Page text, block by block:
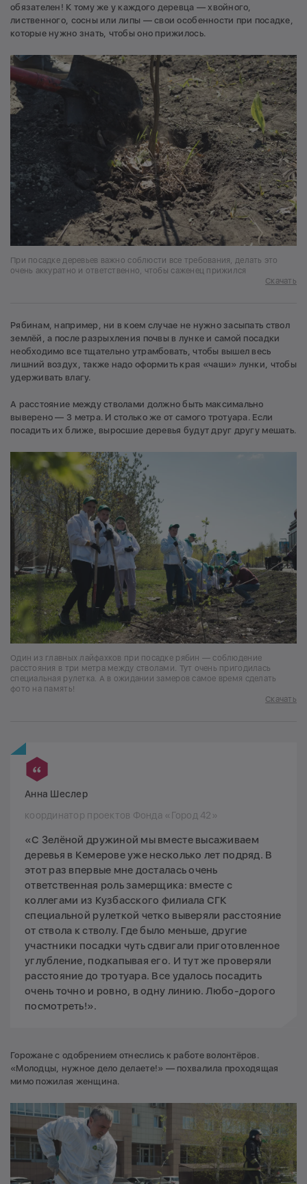
обязателен! К тому же у каждого деревца — хвойного,
лиственного, сосны или липы — свои особенности при посадке,
которые нужно знать, чтобы оно прижилось.
При посадке деревьев важно соблюсти все требования, делать это
очень аккуратно и ответственно, чтобы саженец прижился
Скачать
Рябинам, например, ни в коем случае не нужно засыпать ствол
землёй, а после разрыхления почвы в лунке и самой посадки
необходимо все тщательно утрамбовать, чтобы вышел весь
лишний воздух, также надо оформить края «чаши» лунки, чтобы
удерживать влагу.
А расстояние между стволами должно быть максимально
выверено — 3 метра. И столько же от самого тротуара. Если
посадить их ближе, выросшие деревья будут друг другу мешать.
Один из главных лайфахков при посадке рябин — соблюдение
расстояния в три метра между стволами. Тут очень пригодилась
специальная рулетка. А в ожидании замеров самое время сделать
фото на память!
Скачать
Анна Шеслер
координатор проектов Фонда «Город 42»
«С Зелёной дружиной мы вместе высаживаем
деревья в Кемерове уже несколько лет подряд. В
этот раз впервые мне досталась очень
ответственная роль замерщика: вместе с
коллегами из Кузбасского филиала СГК
специальной рулеткой четко выверяли расстояние
от ствола к стволу. Где было меньше, другие
участники посадки чуть сдвигали приготовленное
углубление, подкапывая его. И тут же проверяли
расстояние до тротуара. Все удалось посадить
очень точно и ровно, в одну линию. Любо-дорого
посмотреть!».
Горожане с одобрением отнеслись к работе волонтёров.
«Молодцы, нужное дело делаете!» — похвалила проходящая
мимо пожилая женщина.